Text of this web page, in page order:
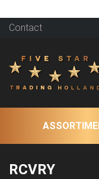
Contact
RCVRY